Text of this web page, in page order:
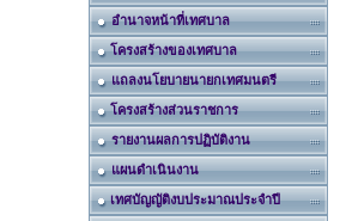
อำนาจหน้าที่เทศบาล
โครงสร้างของเทศบาล
แถลงนโยบายนายกเทศมนตรี
โครงสร้างส่วนราชการ
รายงานผลการปฏิบัติงาน
แผนดำเนินงาน
เทศบัญญัติงบประมาณประจำปี